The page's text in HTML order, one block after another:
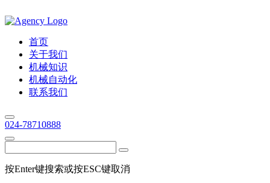
首页
关于我们
机械知识
机械自动化
联系我们
024-78710888
按Enter键搜索或按ESC键取消